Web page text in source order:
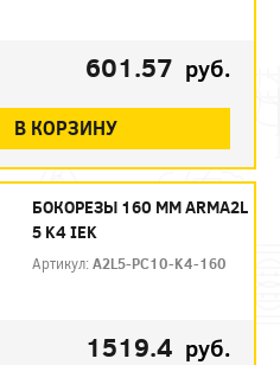
601.57 руб.
В КОРЗИНУ
БОКОРЕЗЫ 160 ММ ARMA2L
5 K4 IEK
Артикул:A2L5-PC10-K4-160
1519.4 руб.